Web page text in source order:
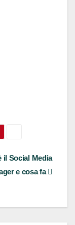
il Social Media
e cosa fa